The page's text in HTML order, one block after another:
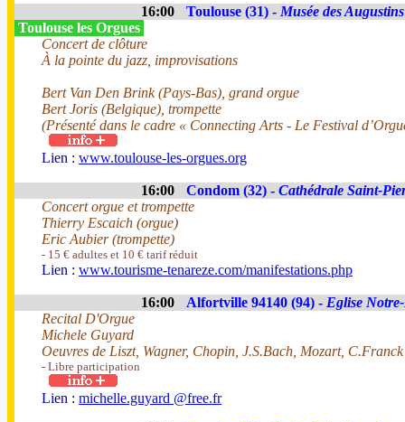
16:00 Toulouse (31) - Musée des Augustins
Toulouse les Orgues
Concert de clôture
À la pointe du jazz, improvisations
Bert Van Den Brink (Pays-Bas), grand orgue
Bert Joris (Belgique), trompette
(Présenté dans le cadre « Connecting Arts - Le Festival
Lien : www.toulouse-les-orgues.org
16:00 Condom (32) - Cathédrale Saint-
Concert orgue et trompette
Thierry Escaich (orgue)
Eric Aubier (trompette)
- 15 € adultes et 10 € tarif réduit
Lien : www.tourisme-tenareze.com/manifestations.php
16:00 Alfortville 94140 (94) - Eglise
Recital D'Orgue
Michele Guyard
Oeuvres de Liszt, Wagner, Chopin, J.S.Bach, Mozart, C.Franck
- Libre participation
Lien : michelle.guyard @free.fr